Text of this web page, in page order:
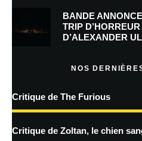
Prévenez-moi de tous les nouveaux
traitées
BANDE
TRIP
D’ALEXANDER
NOS
Critique de The Furious
Critique de Zoltan, le chien